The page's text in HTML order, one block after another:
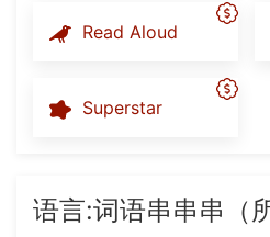
Read Aloud
Superstar
语言:词语串串串（